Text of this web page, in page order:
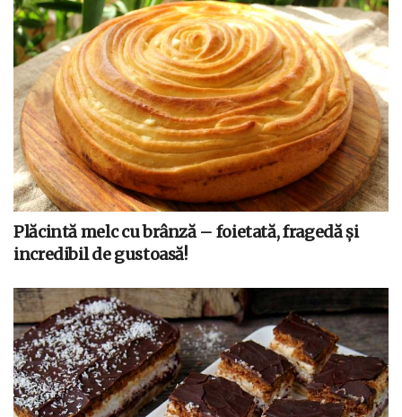
Plăcintă melc cu brânză – foietată, fragedă și
incredibil de gustoasă!